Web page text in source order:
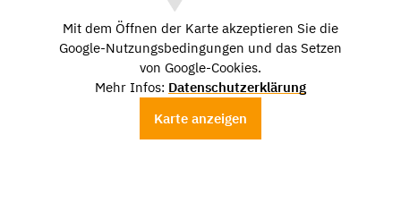
Mit dem Öffnen der Karte akzeptieren Sie die
Google-Nutzungsbedingungen und das Setzen
von Google-Cookies.
Mehr Infos: Datenschutzerklärung
Karte anzeigen